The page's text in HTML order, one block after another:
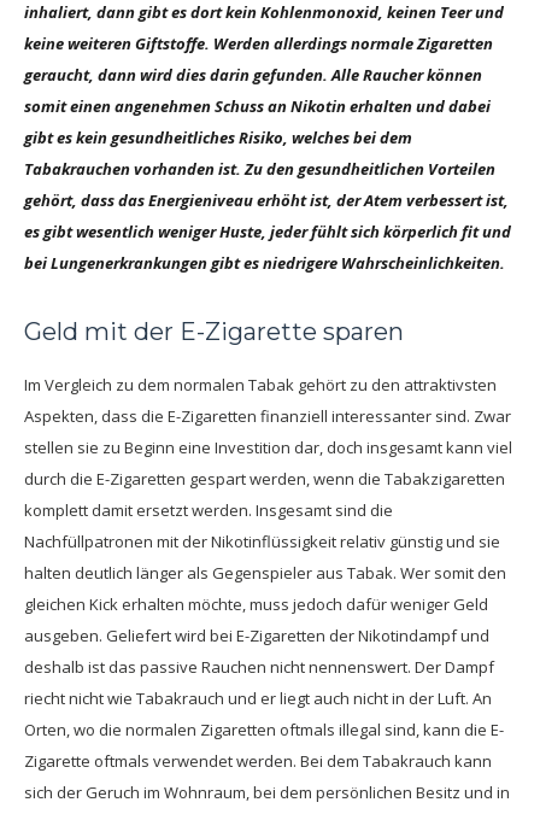
inhaliert, dann gibt es dort kein Kohlenmonoxid, keinen Teer und
keine weiteren Giftstoffe. Werden allerdings normale Zigaretten
geraucht, dann wird dies darin gefunden. Alle Raucher können
somit einen angenehmen Schuss an Nikotin erhalten und dabei
gibt es kein gesundheitliches Risiko, welches bei dem
Tabakrauchen vorhanden ist. Zu den gesundheitlichen Vorteilen
gehört, dass das Energieniveau erhöht ist, der Atem verbessert ist,
es gibt wesentlich weniger Huste, jeder fühlt sich körperlich fit und
bei Lungenerkrankungen gibt es niedrigere Wahrscheinlichkeiten.
Geld mit der E-Zigarette sparen
Im Vergleich zu dem normalen Tabak gehört zu den attraktivsten
Aspekten, dass die E-Zigaretten finanziell interessanter sind. Zwar
stellen sie zu Beginn eine Investition dar, doch insgesamt kann viel
durch die E-Zigaretten gespart werden, wenn die Tabakzigaretten
komplett damit ersetzt werden. Insgesamt sind die
Nachfüllpatronen mit der Nikotinflüssigkeit relativ günstig und sie
halten deutlich länger als Gegenspieler aus Tabak. Wer somit den
gleichen Kick erhalten möchte, muss jedoch dafür weniger Geld
ausgeben. Geliefert wird bei E-Zigaretten der Nikotindampf und
deshalb ist das passive Rauchen nicht nennenswert. Der Dampf
riecht nicht wie Tabakrauch und er liegt auch nicht in der Luft. An
Orten, wo die normalen Zigaretten oftmals illegal sind, kann die E-
Zigarette oftmals verwendet werden. Bei dem Tabakrauch kann
sich der Geruch im Wohnraum, bei dem persönlichen Besitz und in